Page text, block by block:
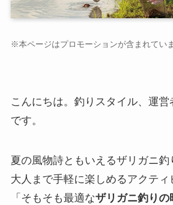
※本ページはプロモーションが含まれてい
こんにちは。釣りスタイル、運営
です。
夏の風物詩ともいえるザリガニ釣
大人まで手軽に楽しめるアクティ
「そもそも最適なザリガニ釣りの